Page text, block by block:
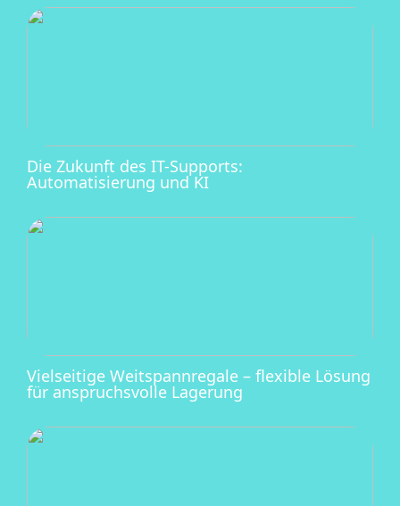
Die Zukunft des IT-Supports:
Automatisierung und KI
Vielseitige Weitspannregale – flexible Lösung
für anspruchsvolle Lagerung